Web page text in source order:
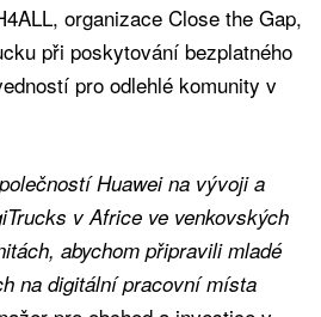
organizace Close the Gap,
při poskytování bezplatného
pro odlehlé komunity v
Huawei na vývoji a
v Africe ve venkovských
abychom připravili mladé
na digitální pracovní místa